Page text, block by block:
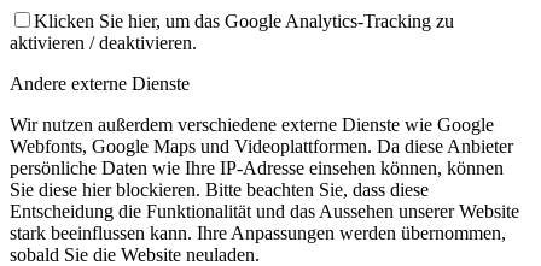
Klicken Sie hier, um das Google Analytics-Tracking zu
aktivieren / deaktivieren.
Andere externe Dienste
Wir nutzen außerdem verschiedene externe Dienste wie Google
Webfonts, Google Maps und Videoplattformen. Da diese Anbieter
persönliche Daten wie Ihre IP-Adresse einsehen können, können
Sie diese hier blockieren. Bitte beachten Sie, dass diese
Entscheidung die Funktionalität und das Aussehen unserer Website
stark beeinflussen kann. Ihre Anpassungen werden übernommen,
sobald Sie die Website neuladen.